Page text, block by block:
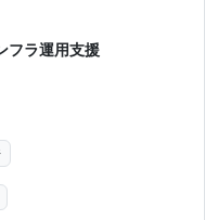
フラ運用支援